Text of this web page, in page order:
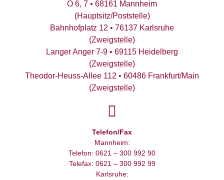
O 6, 7 • 68161 Mannheim
(Hauptsitz/Poststelle)
Bahnhofplatz 12 • 76137 Karlsruhe
(Zweigstelle)
Langer Anger 7-9 • 69115 Heidelberg
(Zweigstelle)
Theodor-Heuss-Allee 112 • 60486 Frankfurt/Main
(Zweigstelle)
Telefon/Fax
Mannheim:
Telefon: 0621 – 300 992 90
Telefax: 0621 – 300 992 99
Karlsruhe: